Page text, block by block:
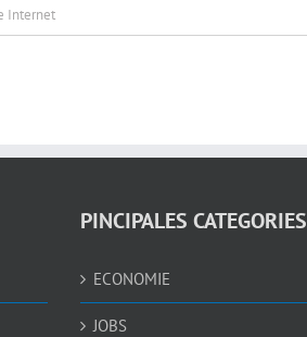
PINCIPALES CATEGORIES
ECONOMIE
JOBS